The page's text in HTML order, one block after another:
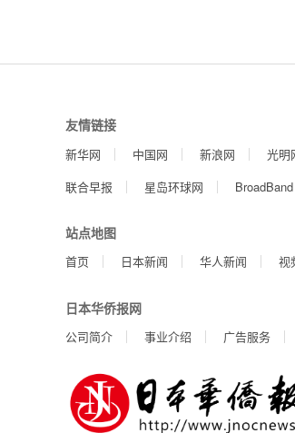
友情链接
新华网 中国网 新浪网 光明
联合早报
星岛环球网
站点地图
首页 日本新闻 华人新闻 视
日本华侨报网
公司简介 事业介绍 广告服务